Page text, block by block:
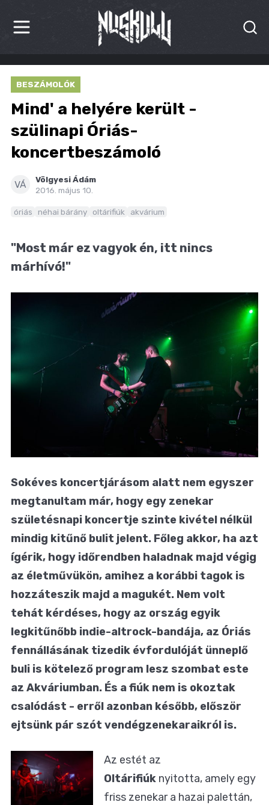
HÍREK
KRITIKÁK
BESZÁMOLÓK
INTERJÚK
PREMIEREK
BLOG
BESZÁMOLÓK
Mind' a helyére került -
szülinapi Óriás-
koncertbeszámoló
VÁ
Völgyesi Ádám
2016. május 10.
óriás néhai bárány oltárifiúk akvárium
"Most már ez vagyok én, itt nincs
márhívó!"
Sokéves koncertjárásom alatt nem egyszer
megtanultam már, hogy egy zenekar
születésnapi koncertje szinte kivétel nélkül
mindig kitűnő bulit jelent. Főleg akkor, ha azt
ígérik, hogy időrendben haladnak majd végig
az életművükön, amihez a korábbi tagok is
hozzáteszik majd a magukét. Nem volt
tehát kérdéses, hogy az ország egyik
legkitűnőbb indie-altrock-bandája, az Óriás
fennállásának tizedik évfordulóját ünneplő
buli is kötelező program lesz szombat este
az Akváriumban. És a fiúk nem is okoztak
csalódást - erről azonban később, először
ejtsünk pár szót vendégzenekaraikról is.
Az estét az
Oltárifiúk nyitotta, amely egy
friss zenekar a hazai palettán,